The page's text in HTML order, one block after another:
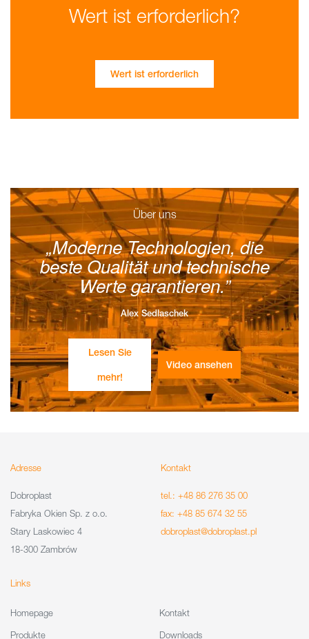
Wert ist erforderlich?
Wert ist erforderlich
Über uns
Moderne Technologien, die
beste Qualität und technische
Werte garantieren.
Alex Sedlaschek
Lesen Sie
mehr!
Video ansehen
Adresse
Dobroplast
Fabryka Okien Sp. z o.o.
Stary Laskowiec 4
18-300 Zambrów
Kontakt
tel.: +48 86 276 35 00
fax: +48 85 674 32 55
dobroplast@dobroplast.pl
Links
Homepage
Produkte
Kontakt
Downloads